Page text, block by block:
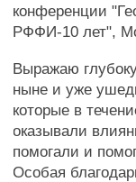
конференции
РФФИ-10 лет",
Выражаю
ныне и уже
которые в
оказывали
помогали и
Особая